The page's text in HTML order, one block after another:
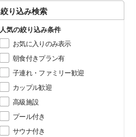
絞り込み検索
人気の絞り込み条件
お気に入りのみ表示
朝食付きプラン有
子連れ・ファミリー歓迎
カップル歓迎
高級施設
プール付き
サウナ付き